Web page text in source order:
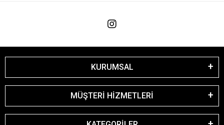
KURUMSAL
MÜŞTERİ HİZMETLERİ